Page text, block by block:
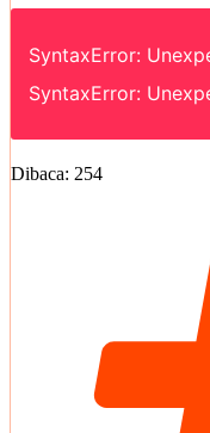
SyntaxError:
SyntaxError:
Dibaca: 254